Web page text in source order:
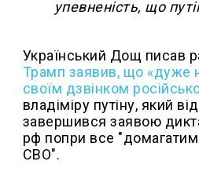
упевненість, що
Український Дощ писав
Трамп заявив, що «дуже
своїм дзвінком
владіміру путіну, який
завершився заявою
рф попри все
СВО".